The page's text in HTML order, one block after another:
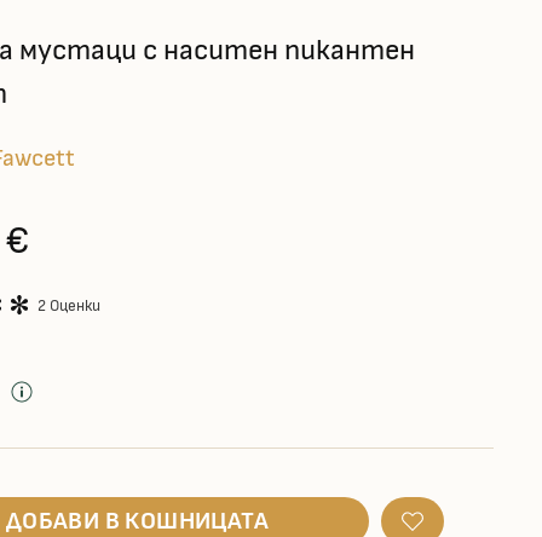
мустаци с наситен пикантен
2 Оценки
ДОБАВИ В КОШНИЦАТА